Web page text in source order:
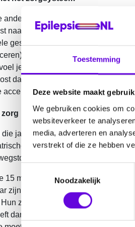
Toestemming
Deze website maakt
We gebruiken cookies om
websiteverkeer te
media, adverteren en
verstrekt of die ze hebben
s
t
Noodzakelijk
andere afwijzing moesten Melanie
naar een ander. We werden van
gesprekken ging het er vaak over
bleek niet te weten wat
je je niet gehoord en het doet
dan de epilepsie zelf. Epilepsie
accepteren.”
in de nacht nodig
die jaren niets passends bleek te
problemen heeft! Maar het
waar hij niet thuishoorde.
15 maanden in het beschermd-
zijn we heel blij mee, want dit
zoon gebruikt ’s nachts een
dan een alarm. “Het is natuurlijk